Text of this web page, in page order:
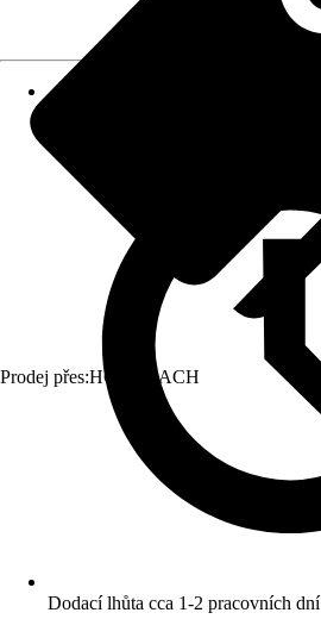
Prodej přes:HORNBACH
Dodací lhůta cca 1-2 pracovních dní